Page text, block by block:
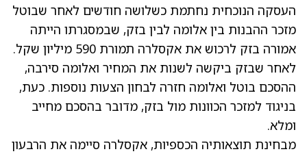
העסקה הנוכחית נחתמת כשלושה חודשים לאחר שבוטל
מזכר ההבנות בין אלומה לבין בזק, שבמסגרתו הייתה
אמורה בזק לרכוש את אקסלרה תמורת 590 מיליון שקל.
לאחר שבזק ביקשה לשנות את המחיר ואלומה סירבה,
ההסכם בוטל ואלומה חזרה לבחון הצעות נוספות. כעת,
בניגוד למזכר הכוונות מול בזק, מדובר בהסכם מחייב
ומלא.
מבחינת תוצאותיה הכספיות, אקסלרה סיימה את הרבעון